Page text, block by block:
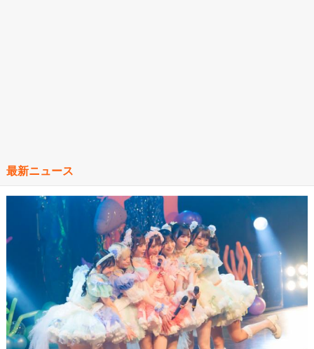
最新ニュース